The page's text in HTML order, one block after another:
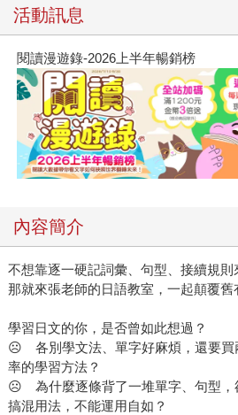
活動訊息
閱讀漫遊錄-2026上半年暢銷榜
內容簡介
不想靠逐一硬記詞彙、句型、接續規則
那就來張老師的日語教室，一起顛覆舊
學習日文的你，是否曾如此想過？
☹ 各別學文法、單字好麻煩，還要買
率的學習方法？
☹ 為什麼逐條背了一堆單字、句型，
搞混用法，不能運用自如？